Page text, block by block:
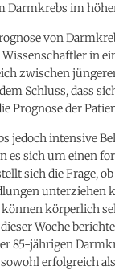
Darmkrebs im
von
in
zwischen
Schluss, dass
Prognose der
jedoch intensive
es sich um einen
sich die Frage,
unterziehen
körperlich
Woche
85-jährigen
erfolgreich